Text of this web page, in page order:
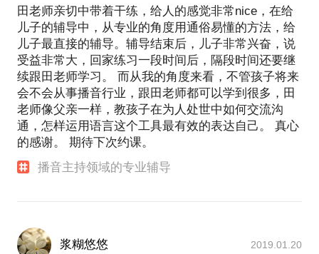
田老师亲切中带着干练，给人的感觉非常nice，在给
儿子的辅导中，从专业的角度用通俗易懂的方法，给
儿子最直接的辅导。辅导结束后，儿子非常兴奋，说
受益非常大，回家练习一段时间后，隔段时间还要继
续跟田老师学习。 而从我的角度来看，不管孩子将来
会不会从事播音行业，跟田老师都可以学到很多，田
老师像父亲一样，教孩子在为人处世中如何交流沟
通，怎样运用语言这个工具最有效的表达自己。 真心
的感谢。 期待下次约课。
播音主持领域的专业辅导
浆糊悠悠 2019.01.20